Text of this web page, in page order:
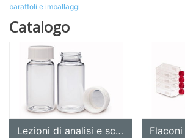
barattoli e imballaggi
Catalogo
Lezioni di analisi e scintillazione